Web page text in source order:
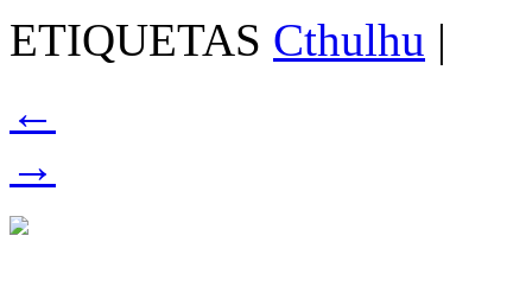
ETIQUETAS Cthulhu |
←
→